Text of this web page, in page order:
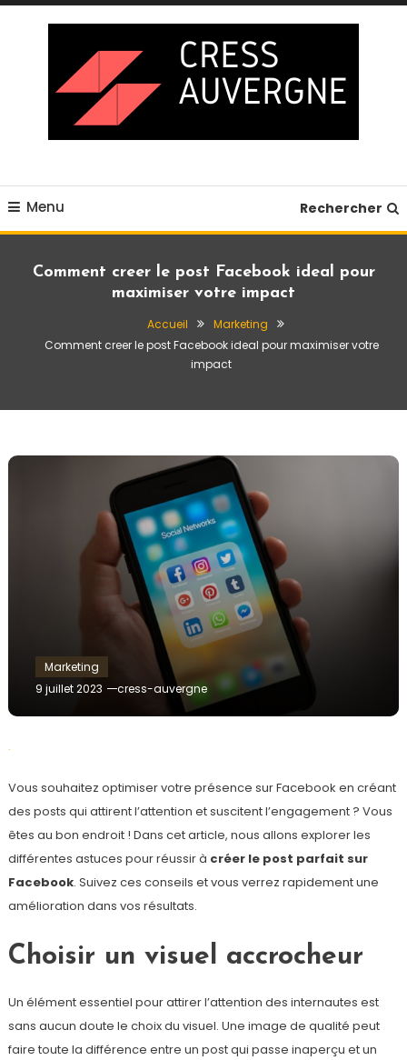
Skip
Menu Rechercher
Comment creer le post Facebook ideal pour
maximiser votre impact
Accueil
Marketing
Comment creer le post Facebook ideal pour maximiser votre
impact
Marketing
9 juillet 2023
cress-auvergne
.
Vous souhaitez optimiser votre présence sur Facebook en créant
des posts qui attirent l’attention et suscitent l’engagement ? Vous
êtes au bon endroit ! Dans cet article, nous allons explorer les
différentes astuces pour réussir à créer le post parfait sur
Facebook. Suivez ces conseils et vous verrez rapidement une
amélioration dans vos résultats.
Choisir un visuel accrocheur
Un élément essentiel pour attirer l’attention des internautes est
sans aucun doute le choix du visuel. Une image de qualité peut
faire toute la différence entre un post qui passe inaperçu et un